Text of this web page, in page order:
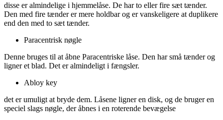
disse er almindelige i hjemmelåse. De har to eller fire sæt tænder.
Den med fire tænder er mere holdbar og er vanskeligere at duplikere
end den med to sæt tænder.
Paracentrisk nøgle
Denne bruges til at åbne Paracentriske låse. Den har små tænder og
ligner et blad. Det er almindeligt i fængsler.
Abloy key
det er umuligt at bryde dem. Låsene ligner en disk, og de bruger en
speciel slags nøgle, der åbnes i en roterende bevægelse